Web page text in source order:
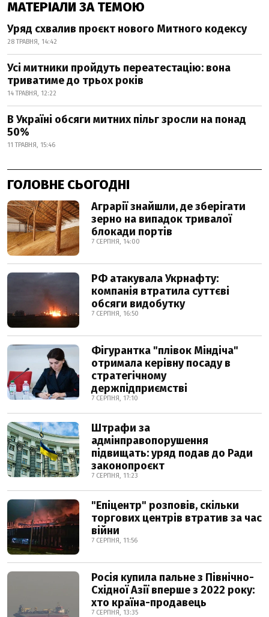
МАТЕРІАЛИ ЗА ТЕМОЮ
Уряд схвалив проєкт нового Митного кодексу
28 ТРАВНЯ, 14:42
Усі митники пройдуть переатестацію: вона
триватиме до трьох років
14 ТРАВНЯ, 12:22
В Україні обсяги митних пільг зросли на понад
50%
11 ТРАВНЯ, 15:46
ГОЛОВНЕ СЬОГОДНІ
Аграрії знайшли, де зберігати
зерно на випадок тривалої
блокади портів
7 СЕРПНЯ, 14:00
РФ атакувала Укрнафту:
компанія втратила суттєві
обсяги видобутку
7 СЕРПНЯ, 16:50
Фігурантка "плівок Міндіча"
отримала керівну посаду в
стратегічному
держпідприємстві
7 СЕРПНЯ, 17:10
Штрафи за
адмінправопорушення
підвищать: уряд подав до Ради
законопроєкт
7 СЕРПНЯ, 11:23
"Епіцентр" розповів, скільки
торгових центрів втратив за час
війни
7 СЕРПНЯ, 11:56
Росія купила пальне з Північно-
Східної Азії вперше з 2022 року:
хто країна-продавець
7 СЕРПНЯ, 13:35